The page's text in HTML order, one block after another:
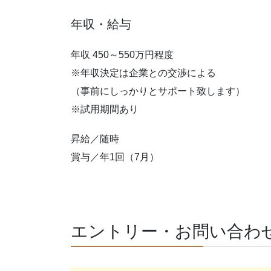
年収・給与
年収 450～550万円程度
※年収決定は企業との交渉による
（事前にしっかりとサポート致します）
※試用期間あり
昇給／随時
賞与／年1回（7月）
エントリー・お問い合わ